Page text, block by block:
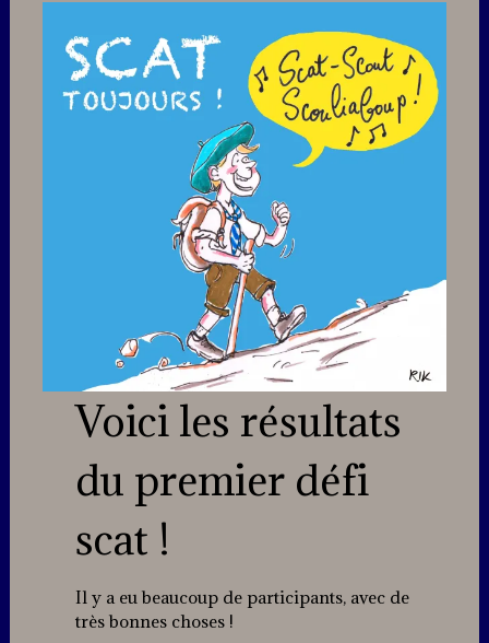
Voici les résultats
du premier défi
scat !
Il y a eu beaucoup de participants, avec de
très bonnes choses !